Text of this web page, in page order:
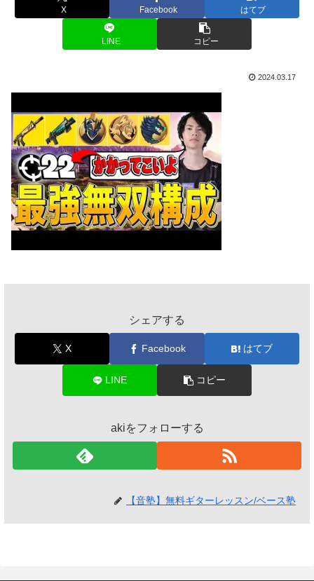
X Facebook はてブ
LINE コピー
2024.03.17
シェアする
X Facebook はてブ
LINE コピー
akiをフォローする
【音塾】無料ギターレッスン/ベース塾